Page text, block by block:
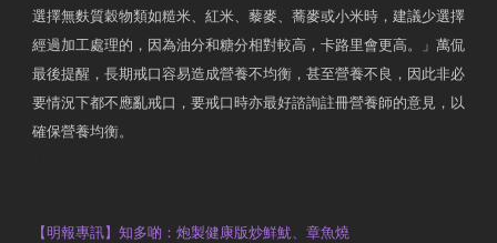
選擇無麩質穀物類如糙米、紅米、藜麥、蕎麥或小米時，建議少選擇
經過加工處理的，因為油分和糖分相對較高，卡路里會更高。」萬侃
最後提醒，長期戒口容易造成營養不均衡，甚至營養不良，因此非必
要情況下都不應亂戒口，要戒口時亦最好諮詢註冊營養師的意見，以
確保營養均衡。
【明報專訊】知多啲：炮製健康版炒鮮魷、章魚燒